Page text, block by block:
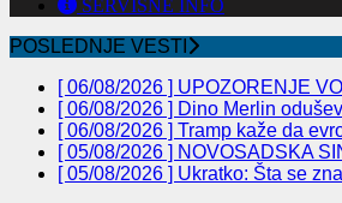
SERVISNE INFO
POSLEDNJE VESTI
[ 06/08/2026 ] UPOZORENJE
[ 06/08/2026 ] Dino Merlin
[ 06/08/2026 ] Tramp kaže da
[ 05/08/2026 ] NOVOSADSKA
[ 05/08/2026 ] Ukratko: Šta se